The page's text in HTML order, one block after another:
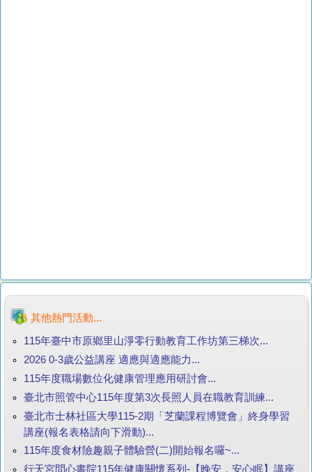
其他熱門活動...
115年臺中市原鄉里山淨零行動教育工作坊第三梯次...
2026 0-3歲公益講座 適應與適應能力...
115年度職場數位化健康管理應用研討會...
臺北市照管中心115年度第3次長照人員在職教育訓練...
臺北市士林社區大學115-2期「芝蘭課程博覽會」終身學習
講座(報名表格請向下滑動)...
115年度食材險趣親子體驗營(二)開始報名囉~...
行天宮問心書院115年健康關懷系列-【晚安，安心眠】講座